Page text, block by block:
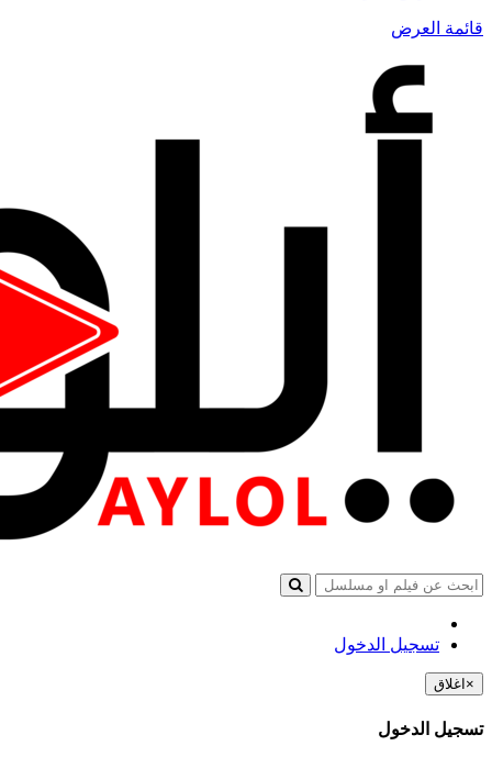
قائمة العرض
تسجيل الدخول
× اغلاق
تسجيل الدخول